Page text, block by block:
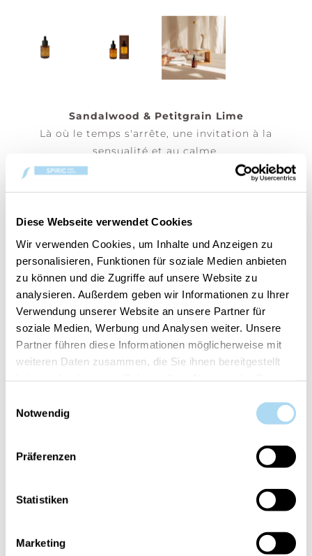
Diese Webseite verwendet Cookies
Wir verwenden Cookies, um Inhalte und Anzeigen zu
personalisieren, Funktionen für soziale Medien anbieten
zu können und die Zugriffe auf unsere Website zu
analysieren. Außerdem geben wir Informationen zu Ihrer
Verwendung unserer Website an unsere Partner für
soziale Medien, Werbung und Analysen weiter. Unsere
Partner führen diese Informationen möglicherweise mit
weiteren Daten zusammen, die Sie ihnen bereitgestellt
Notwendig
Präferenzen
Statistiken
Marketing
Sandalwood & Petitgrain Lime
Là où le temps s'arrête, une invitation à la
sensualité et au calme.
Huile parfumée hydrosoluble 30ml – Ajoutez
électrique Cerería Mollá 1899.
(Prix par pièce)
AJOUTER AU PANIER
Numéro d'article: 10.00949.0135-1